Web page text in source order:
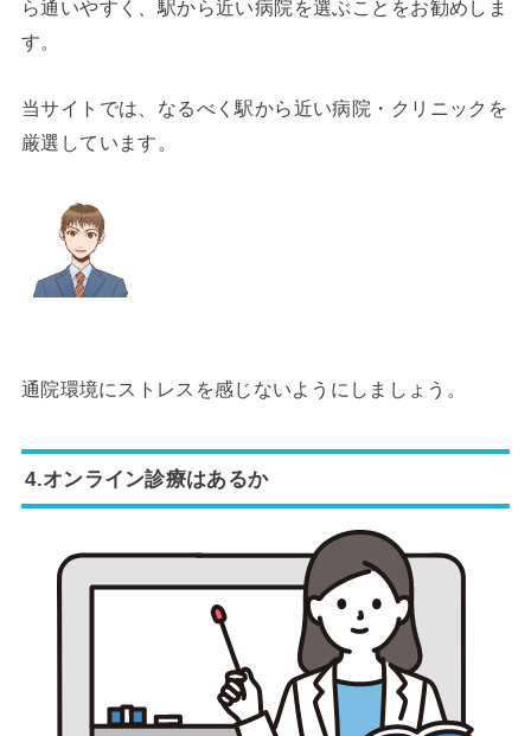
ら通いやすく、駅から近い病院を選ぶことをお勧めしま
す。
当サイトでは、なるべく駅から近い病院・クリニックを
厳選しています。
通院環境にストレスを感じないようにしましょう。
4.オンライン診療はあるか